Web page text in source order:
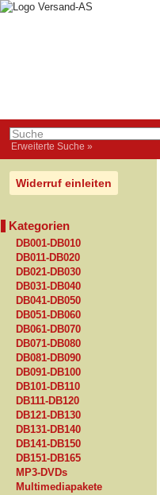
Erweiterte Suche »
Widerruf einleiten
Kategorien
DB001-DB010
DB011-DB020
DB021-DB030
DB031-DB040
DB041-DB050
DB051-DB060
DB061-DB070
DB071-DB080
DB081-DB090
DB091-DB100
DB101-DB110
DB111-DB120
DB121-DB130
DB131-DB140
DB141-DB150
DB151-DB165
MP3-DVDs
Multimediapakete